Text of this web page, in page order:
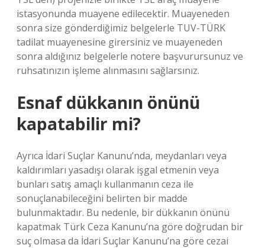
istasyonunda muayene edilecektir. Muayeneden
sonra size gönderdiğimiz belgelerle TUV-TÜRK
tadilat muayenesine girersiniz ve muayeneden
sonra aldığınız belgelerle notere başvurursunuz ve
ruhsatınızın işleme alınmasını sağlarsınız.
Esnaf dükkanın önünü
kapatabilir mi?
Ayrıca İdari Suçlar Kanunu’nda, meydanları veya
kaldırımları yasadışı olarak işgal etmenin veya
bunları satış amaçlı kullanmanın ceza ile
sonuçlanabileceğini belirten bir madde
bulunmaktadır. Bu nedenle, bir dükkanın önünü
kapatmak Türk Ceza Kanunu’na göre doğrudan bir
suç olmasa da İdari Suçlar Kanunu’na göre cezai